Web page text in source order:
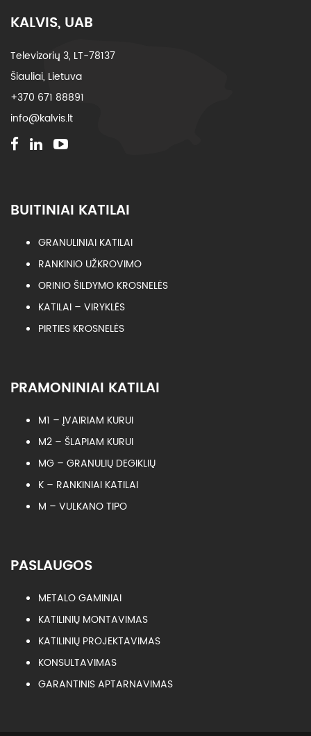
KALVIS, UAB
Televizorių 3, LT-78137
Šiauliai, Lietuva
+370 671 88891
info@kalvis.lt
BUITINIAI KATILAI
GRANULINIAI KATILAI
RANKINIO UŽKROVIMO
ORINIO ŠILDYMO KROSNELĖS
KATILAI – VIRYKLĖS
PIRTIES KROSNELĖS
PRAMONINIAI KATILAI
M1 – ĮVAIRIAM KURUI
M2 – ŠLAPIAM KURUI
MG – GRANULIŲ DEGIKLIŲ
K – RANKINIAI KATILAI
M – VULKANO TIPO
PASLAUGOS
METALO GAMINIAI
KATILINIŲ MONTAVIMAS
KATILINIŲ PROJEKTAVIMAS
KONSULTAVIMAS
GARANTINIS APTARNAVIMAS